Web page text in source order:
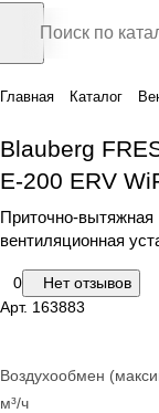
Главная Каталог
Blauberg
E-200 ERV
Приточно-вытяжная
вентиляционная
0
Нет отзывов
Арт. 163883
Воздухообмен
м³/ч